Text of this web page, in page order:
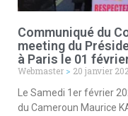
Communiqué du
meeting du
à Paris le 01
Webmaster
20 janvier
Le Samedi 1er février
du Cameroun Maurice